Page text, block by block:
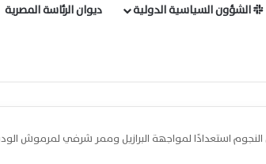
الشؤون السياسية الدولية ديوان الرئاسة المصرية
استعدادًا لمواجهة البرازيل وممر شرفي لمرموش